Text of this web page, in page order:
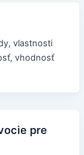
vlastnosti
vhodnosť
pre